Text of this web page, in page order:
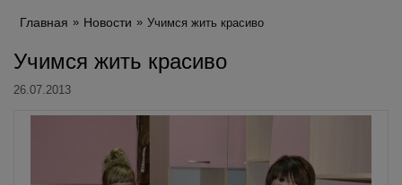
Главная Новости Учимся жить красиво
Учимся жить красиво
26.07.2013